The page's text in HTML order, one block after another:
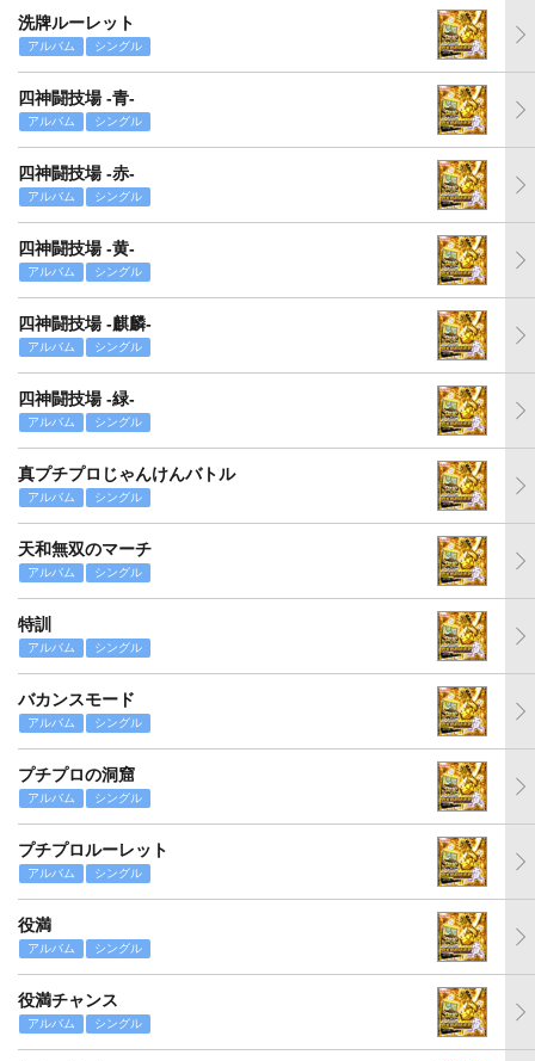
洗牌ルーレット
アルバム シングル
四神闘技場 -青-
アルバム シングル
四神闘技場 -赤-
アルバム シングル
四神闘技場 -黄-
アルバム シングル
四神闘技場 -麒麟-
アルバム シングル
四神闘技場 -緑-
アルバム シングル
真プチプロじゃんけんバトル
アルバム シングル
天和無双のマーチ
アルバム シングル
特訓
アルバム シングル
バカンスモード
アルバム シングル
プチプロの洞窟
アルバム シングル
プチプロルーレット
アルバム シングル
役満
アルバム シングル
役満チャンス
アルバム シングル